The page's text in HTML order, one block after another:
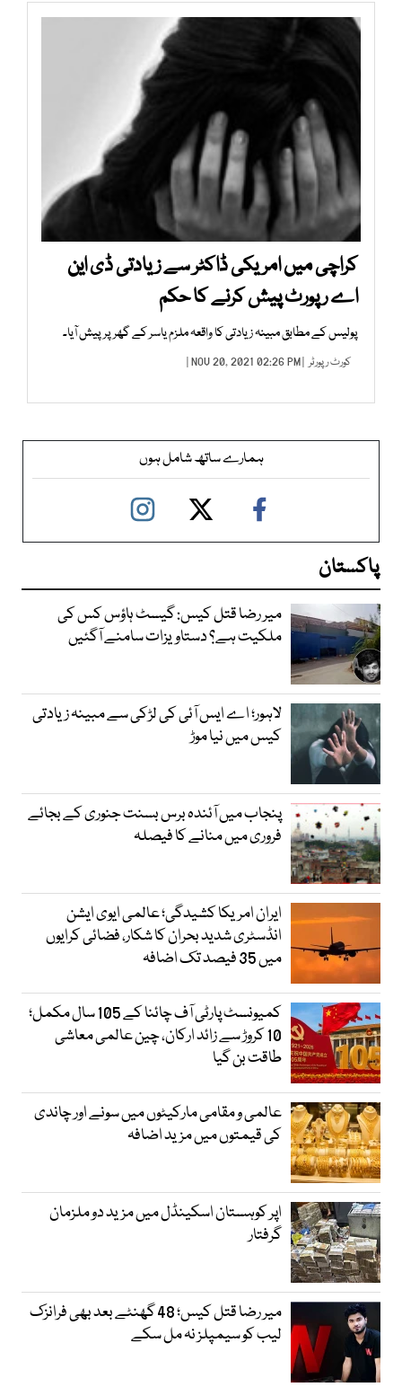
کراچی میں امریکی ڈاکٹر سے زیادتی ڈی این
اے رپورٹ پیش کرنے کا حکم
پولیس کے مطابق مبینہ زیادتی کا واقعہ ملزم یاسر کے گھر پر پیش آیا۔
کورٹ رپورٹر | NOV 20, 2021 02:26 PM |
ہمارے ساتھ شامل ہوں
پاکستان
میر رضا قتل کیس: گیسٹ ہاؤس کس کی
ملکیت ہے؟ دستاویزات سامنے آگئیں
لاہور؛ اے ایس آئی کی لڑکی سے مبینہ زیادتی
کیس میں نیا موڑ
پنجاب میں آئندہ برس بسنت جنوری کے بجائے
فروری میں منانے کا فیصلہ
ایران امریکا کشیدگی؛ عالمی ایوی ایشن
انڈسٹری شدید بحران کا شکار، فضائی کرایوں
میں 35 فیصد تک اضافہ
کمیونسٹ پارٹی آف چائنا کے 105 سال مکمل؛
10 کروڑ سے زائد ارکان، چین عالمی معاشی
طاقت بن گیا
عالمی و مقامی مارکیٹوں میں سونے اور چاندی
کی قیمتوں میں مزید اضافہ
اپر کوہستان اسکینڈل میں مزید دو ملزمان
گرفتار
میر رضا قتل کیس؛ 48 گھنٹے بعد بھی فرانزک
لیب کو سیمپلز نہ مل سکے